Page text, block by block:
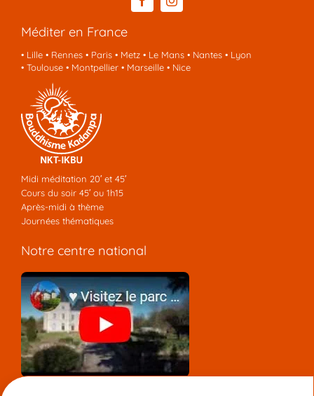
Méditer en France
• Lille• Rennes• Paris• Metz• Le Mans• Nantes• Lyon
• Toulouse• Montpellier• Marseille• Nice
Midi méditation 20′ et 45′
Cours du soir 45′ ou 1h15
Après-midi à thème
Journées thématiques
Notre centre national